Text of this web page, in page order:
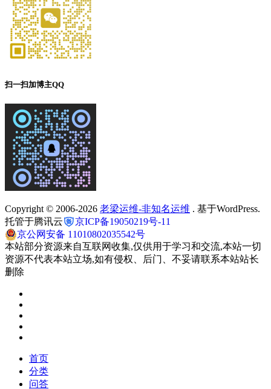
扫一扫加博主QQ
Copyright © 2006-2026 老梁运维-非知名运维 . 基于WordPress.
托管于腾讯云
京ICP备19050219号-11
京公网安备 11010802035542号
本站部分资源来自互联网收集,仅供用于学习和交流,本站一切
资源不代表本站立场,如有侵权、后门、不妥请联系本站站长
删除
首页
分类
问答